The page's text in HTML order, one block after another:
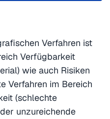
Verfahren ist
Verfügbarkeit
wie auch Risiken
Verfahren im Bereich
(schlechte
unzureichende